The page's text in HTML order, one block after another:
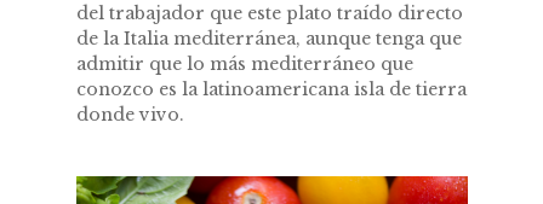
del trabajador que este plato traído directo
de la Italia mediterránea, aunque tenga que
admitir que lo más mediterráneo que
conozco es la latinoamericana isla de tierra
donde vivo.